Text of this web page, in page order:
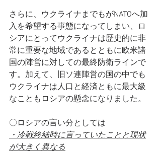
さらに、ウクライナまでもがNATOへ加
入を希望する事態になってしまい、ロ
シアにとってウクライナは歴史的に非
常に重要な地域であるとともに欧米諸
国の陣営に対しての最終防衛ラインで
す。加えて、旧ソ連陣営の国の中でも
ウクライナは人口と経済ともに最大級
なこともロシアの懸念になりました。
〇ロシアの言い分としては
・冷戦終結時に言っていたことと現状
が大きく異なる